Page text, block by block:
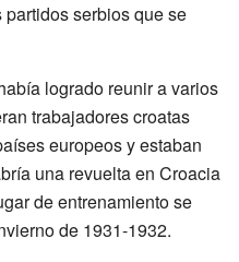
serbios que se
logrado reunir a varios
trabajadores croatas
europeos y estaban
una revuelta en Croacia
de entrenamiento se
de 1931-1932.